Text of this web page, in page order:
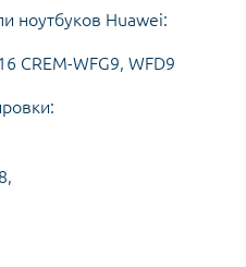
ноутбуков Huawei:
CREM-WFG9, WFD9